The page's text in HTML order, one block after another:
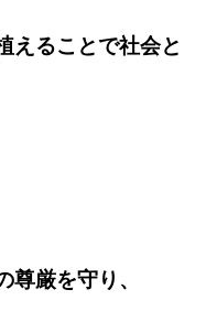
えることで社会と
厳を守り、